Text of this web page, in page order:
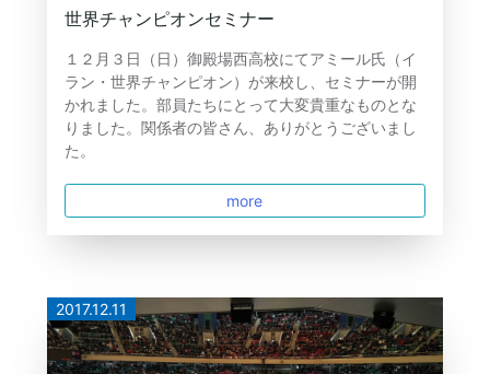
世界チャンピオンセミナー
１２月３日（日）御殿場西高校にてアミール氏（イ
ラン・世界チャンピオン）が来校し、セミナーが開
かれました。部員たちにとって大変貴重なものとな
りました。関係者の皆さん、ありがとうございまし
た。
more
2017.12.11